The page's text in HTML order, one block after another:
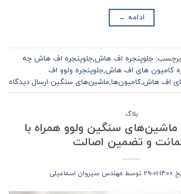
ادامه →
برچسب: جلوپنجره اف هاش,جلوپنجره اف هاش چه
کامیون های اف هاش,جلوپنجره ولوو اف
اف هاش,کامیون‌ها,ماشین‌های سنگین ارسال دیدگاه
بلاگ
سنگین ولوو همراه با
و تضمین اصالت
1400-01-29 توسط مهندس سیروان اسماعیلی